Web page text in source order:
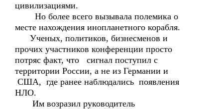
цивилизациями.
Но более всего вызывала полемика о
месте нахождения инопланетного корабля.
Ученых, политиков, бизнесменов и
прочих участников конференции просто
потряс факт, что сигнал поступил с
территории России, а не из Германии и
США, где ранее наблюдались появления
НЛО.
Им возразил руководитель